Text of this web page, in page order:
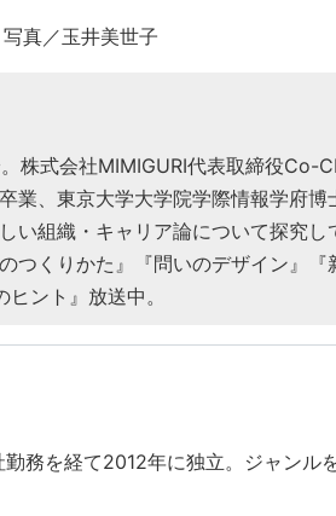
真／玉井美世子
株式会社MIMIGURI代表取締役Co-
業、東京大学大学院学際情報学府博
い組織・キャリア論について探究
つくりかた』『問いのデザイン』『
ント』放送中。
務を経て2012年に独立。ジャンル